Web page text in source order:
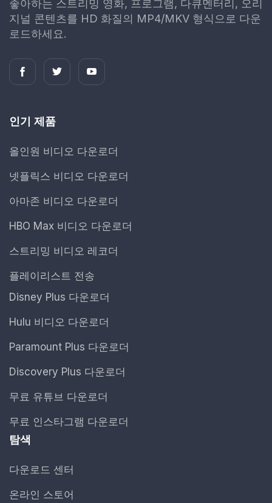
좋아하는 스트리밍 영화, 프로그램, 다큐멘터리, 오리
지널 콘텐츠를 HD 화질의 MP4/MKV 형식으로 다운
로드하세요.
인기 제품
올인원 비디오 다운로더
넷플릭스 비디오 다운로더
아마존 비디오 다운로더
HBO Max 비디오 다운로더
스트리밍 비디오 레코더
플레이리스트 전송
Disney Plus 다운로더
Hulu 비디오 다운로더
Paramount Plus 다운로더
Discovery Plus 다운로더
무료 유튜브 다운로더
무료 인스타그램 다운로더
탐색
다운로드 센터
온라인 스토어